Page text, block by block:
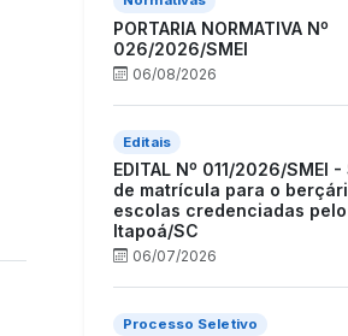
PORTARIA NORMATIVA Nº
026/2026/SMEI
06/08/2026
Editais
EDITAL Nº 011/2026/SMEI
de matrícula para o
escolas credenciadas
Itapoá/SC
06/07/2026
Processo Seletivo